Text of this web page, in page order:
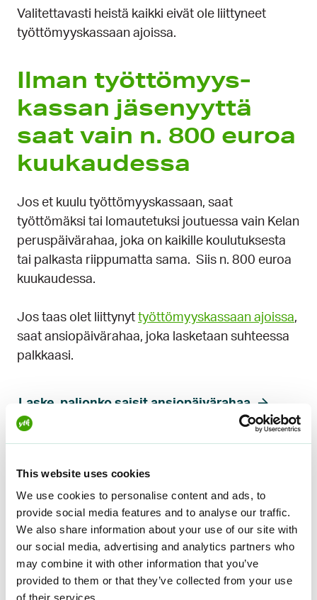
This website uses cookies
We use cookies to personalise content and ads, to
provide social media features and to analyse our traffic.
We also share information about your use of our site with
our social media, advertising and analytics partners who
may combine it with other information that you’ve
provided to them or that they’ve collected from your use
of their services.
Valitettavasti heistä kaikki eivät ole liittyneet
työttömyyskassaan ajoissa.
Ilman työttömyys­
kassan jäsenyyttä
saat vain n. 800 euroa
kuukaudessa
Jos et kuulu työttömyyskassaan, saat
työttömäksi tai lomautetuksi joutuessa vain Kelan
peruspäivärahaa, joka on kaikille koulutuksesta
tai palkasta riippumatta sama. Siis n. 800 euroa
kuukaudessa.
Jos taas olet liittynyt työttömyyskassaan ajoissa,
saat ansiopäivärahaa, joka lasketaan suhteessa
palkkaasi.
Laske, paljonko saisit ansiopäivärahaa
rakennus-, korjaus-, ja valmistustyöntekijöiden
ammattiryhmästä:
Rakennustyöntekijä Kimmo, kk-palkka 2 800
€, ansiopäiväraha n. 1 650 € / kk
Hienomekaanikko Siiri, kk-palkka 3 200 €,
ansiopäiväraha n. 1 830 € / kk